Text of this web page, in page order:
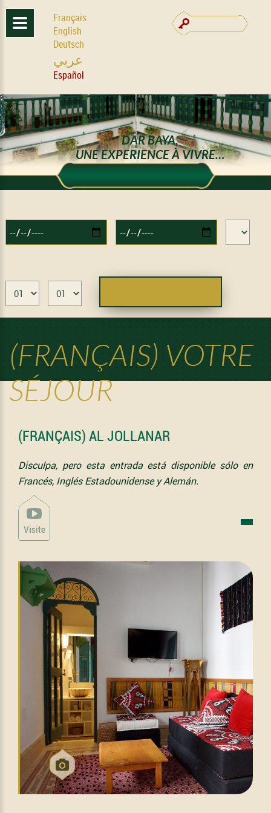
Français
English
Deutsch
عربي
Español
DAR BAYA,
UNE EXPERIENCE À VIVRE…
(FRANÇAIS) VOTRE
SÉJOUR
(FRANÇAIS) AL JOLLANAR
Disculpa, pero esta entrada está disponible sólo en
Francés, Inglés EstadounidenseyAlemán.